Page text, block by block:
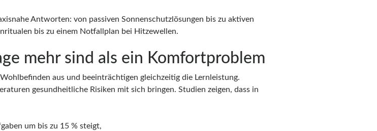
Antworten: von passiven Sonnenschutzlösungen bis zu aktiven
bis zu einem Notfallplan bei Hitzewellen.
mehr sind als ein Komfortproblem
aus und beeinträchtigen gleichzeitig die Lernleistung.
gesundheitliche Risiken mit sich bringen. Studien zeigen, dass in
um bis zu 15 % steigt,